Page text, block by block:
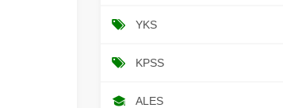
YKS
KPSS
ALES